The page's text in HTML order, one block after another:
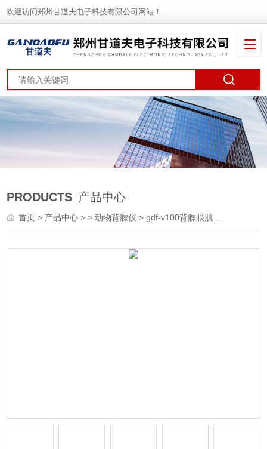
欢迎访问郑州甘道夫电子科技有限公司网站！
PRODUCTS 产品中心
首页> 产品中心 > >动物背膘仪 > gdf-v100背膘眼肌面积测定仪操作使用方法教程